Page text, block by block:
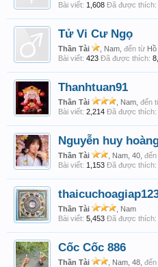
Bài viết: 1,608 Đã được thích:
Tử Vi Cư Ngọ
Thần Tài , Nam, đến từ
Bài viết: 423 Đã được thích:
Thanhtuan91
Thần Tài , Nam, đến
Bài viết: 2,214 Đã được thích:
Nguyễn huy
Thần Tài , Nam, 40,
Bài viết: 1,153 Đã được thích:
Thần Tài
, Nam
Bài viết: 5,453 Đã được thích:
Cốc Cốc 886
Thần Tài , Nam, 48,